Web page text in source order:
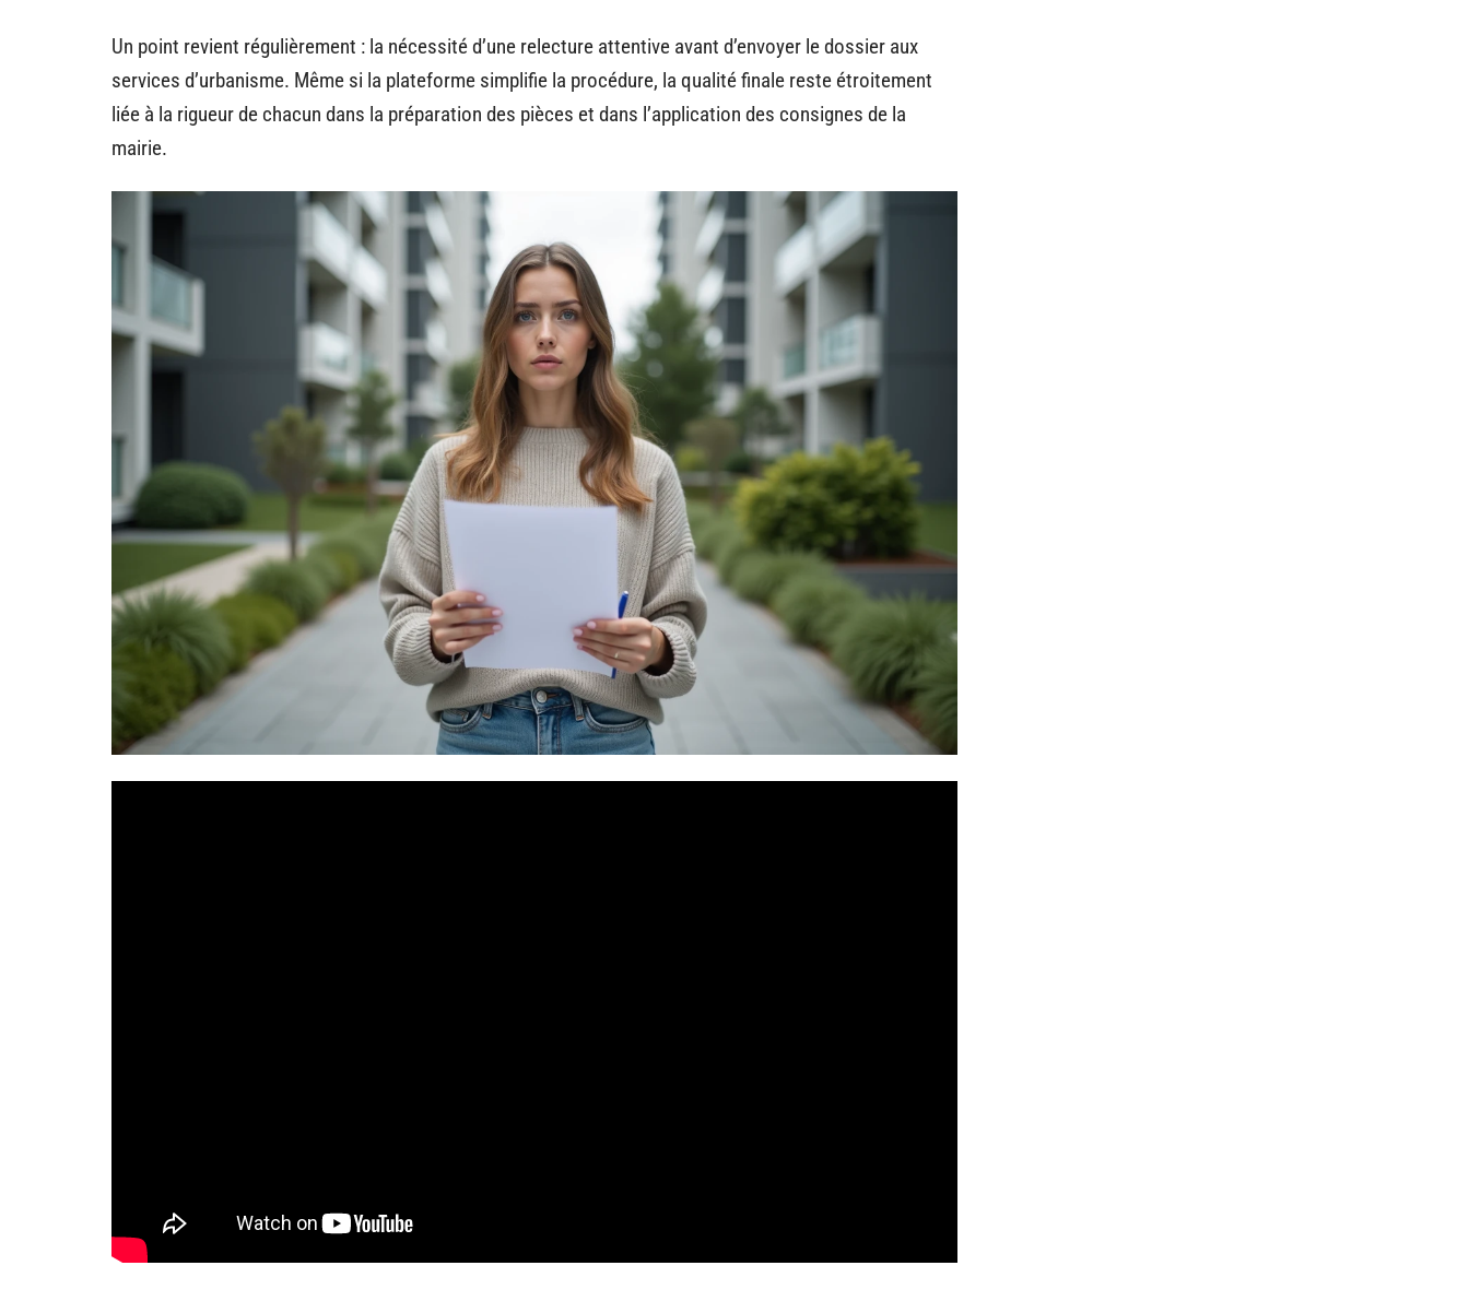
Un point revient régulièrement : la nécessité d’une relecture attentive avant d’envoyer le dossier aux
services d’urbanisme. Même si la plateforme simplifie la procédure, la qualité finale reste étroitement
liée à la rigueur de chacun dans la préparation des pièces et dans l’application des consignes de la
mairie.